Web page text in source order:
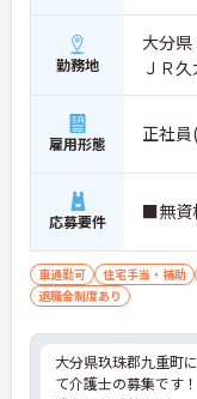
勤務地
大分
ＪＲ
雇用形態 正社
応募要件 ■無資
車通勤可 住宅手当・補助
退職金制度あり
大分県玖珠郡九重町
て介護士の募集です！